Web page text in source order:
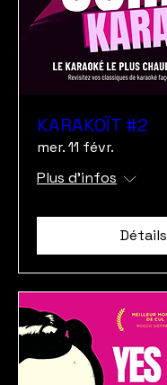
KARAKOÏT #2
mer. 11 févr.
Plus d'infos
Détails